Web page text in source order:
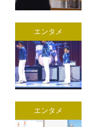
エンタメ
エンタメ